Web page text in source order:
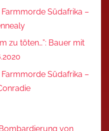
Südafrika –
zu töten…”: Bauer mit
Südafrika –
von